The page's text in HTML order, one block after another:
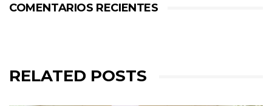
COMENTARIOS RECIENTES
RELATED POSTS